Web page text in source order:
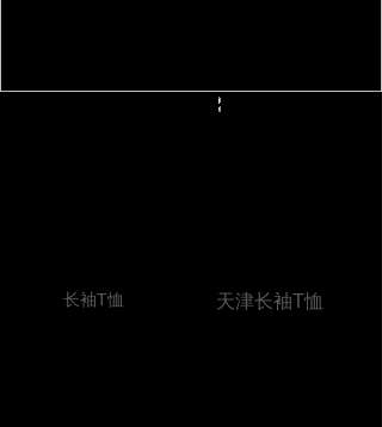
长袖T恤 天津长袖T恤